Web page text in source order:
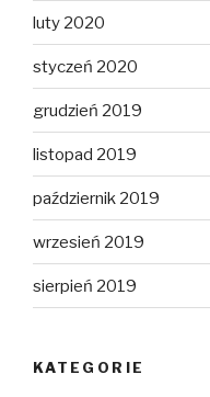
luty 2020
styczeń 2020
grudzień 2019
listopad 2019
październik 2019
wrzesień 2019
sierpień 2019
KATEGORIE